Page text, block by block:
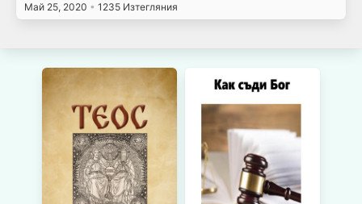
Май 25, 2020 • 1235 Изтегляния